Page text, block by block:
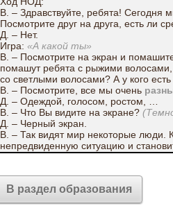
В. – Здравствуйте, ребята! Сегодня
Посмотрите друг на друга, есть ли
Д. – Нет.
Игра: «А какой ты»
В. – Посмотрите на экран и
помашут ребята с рыжими
со светлыми волосами? А у кого
В. – Посмотрите, все мы очень
Д. – Одеждой, голосом, ростом, …
В. – Что Вы видите на экране?
Д. – Черный экран.
В. – Так видят мир некоторые люди.
непредвиденную ситуацию и
Эксперимент«С закрытыми
черным, ты не можешь видеть, но
Давай попробуем отгадать
В. – Чем мы можем помочь таким
В раздел образования